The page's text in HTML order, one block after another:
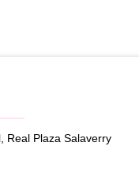
Real Plaza Salaverry